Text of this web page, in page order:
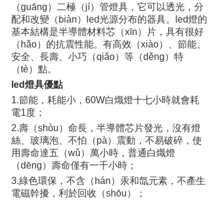
（guāng）二極（jí）管燈具，它可以透光，分
配和改變（biàn）led光源分布的器具。led燈的
基本結構是半導體材料芯（xīn）片，具有很好
（hǎo）的抗震性能。有高效（xiào）、節能、
安全、長壽、小巧（qiǎo）等（děng）特
（tè）點。
led燈具優點
1.節能，耗能小，60W白熾燈十七小時就會耗
電1度；
2.壽（shòu）命長，半導體芯片發光，沒有燈
絲、玻璃泡、不怕（pà）震動，不易破碎，使
用壽命達五（wǔ）萬小時，普通白熾燈
（dēng）壽命僅有一千小時；
3.綠色環保，不含（hán）汞和氙元素，不產生
電磁幹擾，利於回收（shōu）；